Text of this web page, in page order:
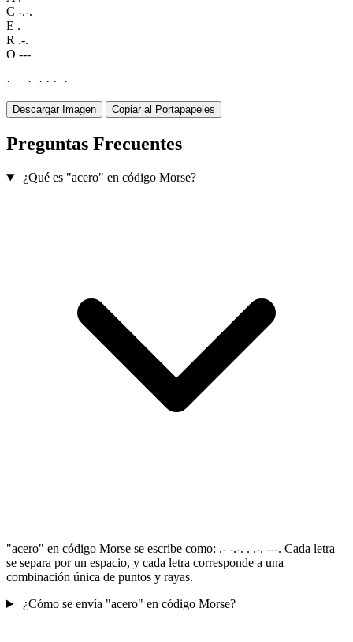
C -.-.
E .
R .-.
O ---
·− −·−· · ·−· −−−
Descargar Imagen Copiar al Portapapeles
Preguntas Frecuentes
¿Qué es "acero" en código Morse?
"acero" en código Morse se escribe como: .- -.-. . .-. ---. Cada letra
se separa por un espacio, y cada letra corresponde a una
combinación única de puntos y rayas.
¿Cómo se envía "acero" en código Morse?